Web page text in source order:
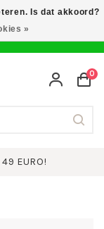
EURO!
0
Is dat akkoord?
»